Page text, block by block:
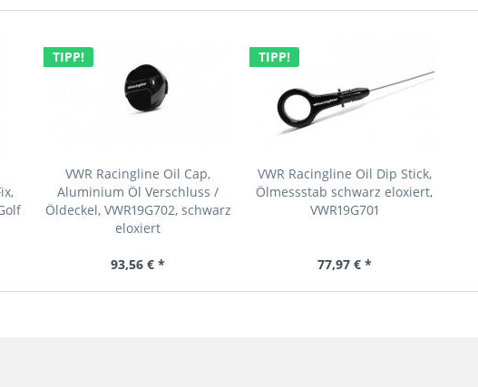
TIPP!
VWR Racingline Oil Cap,
Aluminium Öl Verschluss /
Öldeckel, VWR19G702, schwarz
eloxiert
93,56 € *
TIPP!
VWR Racingline Oil Dip Stick,
Ölmessstab schwarz eloxiert,
VWR19G701
77,97 € *